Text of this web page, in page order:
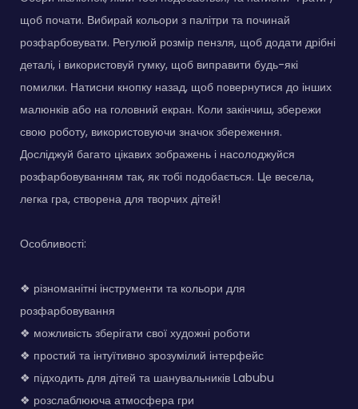
щоб почати. Вибирай кольори з палітри та починай
розфарбовувати. Регулюй розмір пензля, щоб додати дрібні
деталі, і використовуй гумку, щоб виправити будь-які
помилки. Натисни кнопку назад, щоб повернутися до інших
малюнків або на головний екран. Коли закінчиш, збережи
свою роботу, використовуючи значок збереження.
Досліджуй багато цікавих зображень і насолоджуйся
розфарбовуванням так, як тобі подобається. Це весела,
легка гра, створена для творчих дітей!
Особливості:
❖ різноманітні інструменти та кольори для
розфарбовування
❖ можливість зберігати свої художні роботи
❖ простий та інтуїтивно зрозумілий інтерфейс
❖ підходить для дітей та шанувальників Labubu
❖ розслаблююча атмосфера гри